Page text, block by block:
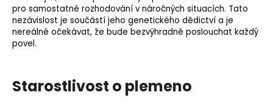
pro samostatné rozhodování v náročných situacích. Tato
nezávislost je součástí jeho genetického dědictví a je
nereálné očekávat, že bude bezvýhradně poslouchat každý
povel.
Starostlivost o plemeno